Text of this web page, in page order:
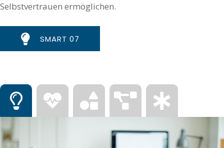
Selbstvertrauen ermöglichen.
SMART 07